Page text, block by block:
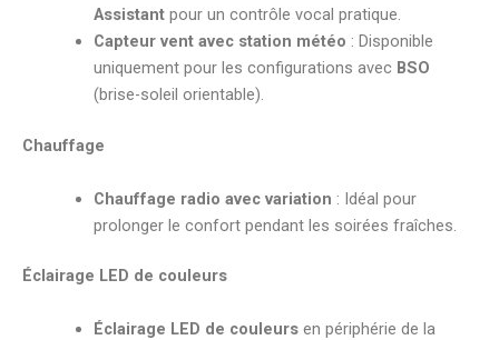
Assistantpour un contrôle vocal pratique.
Capteur vent avec station météo : Disponible
uniquement pour les configurations avec BSO
(brise-soleil orientable).
Chauffage
Chauffage radio avec variation : Idéal pour
prolonger le confort pendant les soirées fraîches.
Éclairage LED de couleurs
Éclairage LED de couleursen périphérie de la